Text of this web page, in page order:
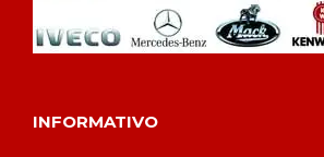
INFORMATIVO